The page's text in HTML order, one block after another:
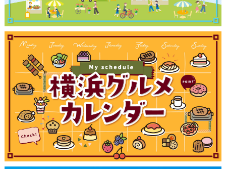
観光ガイド
ランキング
ブログ記事